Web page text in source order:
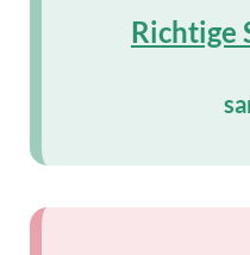
Richtige